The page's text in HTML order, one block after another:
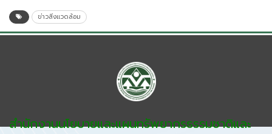
ข่าวสิ่งแวดล้อม
สำนักงานนโยบายและแผนทรัพยากรธรรมชาติและ